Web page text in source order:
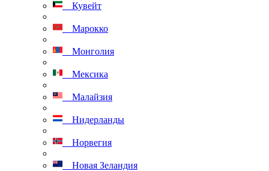
Кувейт
Марокко
Монголия
Мексика
Малайзия
Нидерланды
Норвегия
Новая Зеландия